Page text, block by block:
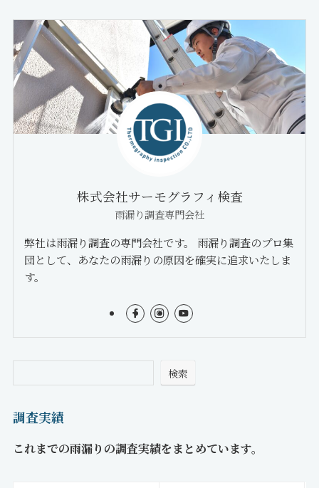
株式会社サーモグラフィ検査
雨漏り調査専門会社
弊社は雨漏り調査の専門会社です。 雨漏り調査のプロ集
団として、あなたの雨漏りの原因を確実に追求いたしま
す。
検索
調査実績
これまでの雨漏りの調査実績をまとめています。